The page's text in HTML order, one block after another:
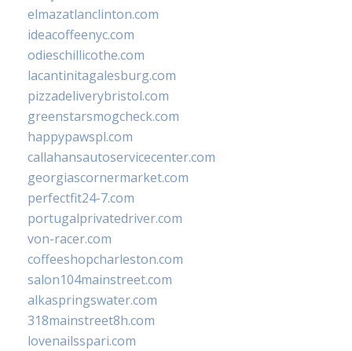
elmazatlanclinton.com
ideacoffeenyc.com
odieschillicothe.com
lacantinitagalesburg.com
pizzadeliverybristol.com
greenstarsmogcheck.com
happypawspl.com
callahansautoservicecenter.com
georgiascornermarket.com
perfectfit24-7.com
portugalprivatedriver.com
von-racer.com
coffeeshopcharleston.com
salon104mainstreet.com
alkaspringswater.com
318mainstreet8h.com
lovenailsspari.com